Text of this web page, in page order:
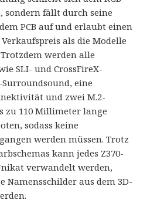
sondern fällt durch seine
PCB auf und erlaubt einen
als die Modelle
Trotzdem werden alle
SLI- und CrossFireX-
eine
und zwei M.2-
zu 110 Millimeter lange
sodass keine
werden müssen. Trotz
kann jedes Z370-
verwandelt werden,
Namensschilder aus dem 3D-